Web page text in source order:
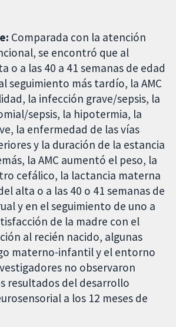
Comparada con la atención
se encontró que al
o a las 40 a 41 semanas de edad
seguimiento más tardío, la AMC
la infección grave/sepsis, la
sepsis, la hipotermia, la
la enfermedad de las vías
y la duración de la estancia
la AMC aumentó el peso, la
cefálico, la lactancia materna
alta o a las 40 o 41 semanas de
y en el seguimiento de uno a
de la madre con el
al recién nacido, algunas
materno-infantil y el entorno
no observaron
resultados del desarrollo
a los 12 meses de